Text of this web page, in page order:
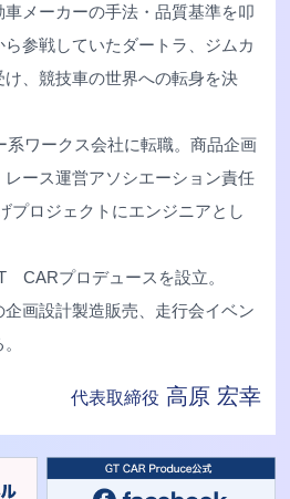
メーカーの手法・品質基準を叩
参戦していたダートラ、ジムカ
、競技車の世界への転身を決
系ワークス会社に転職。商品企画
ース運営アソシエーション責任
プロジェクトにエンジニアとし
CARプロデュースを設立。
画設計製造販売、走行会イベン
代表取締役 高原 宏幸